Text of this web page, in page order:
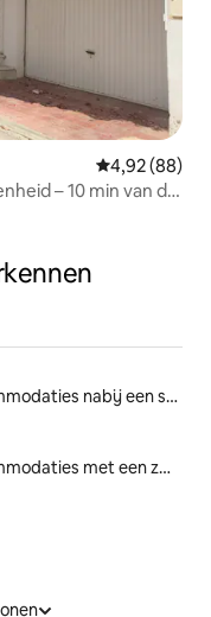
Gemiddelde
4,92 (88)
– 10 min van de
Accommodaties nabij een strand
Accommodaties met een zwembad